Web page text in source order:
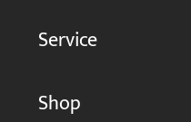
Service
Shop